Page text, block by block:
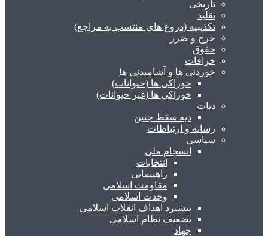
تاریخی
تقلید
تکذیبیه (دروغ های منتسب به مراجع)
حرج و ضرر
حقوق
خرافات
خوردنی ها و آشامیدنی ها
خوراکی ها (حیوانات)
خوراکی ها (غیر حیوانات)
دیات
دیه سقط جنین
رسانه و ارتباطات
سیاسی
انسجام ملی
انتخابات
راهپیمایی
مقاومت اسلامی
وحدت اسلامی
پیشبرد اهداف انقلاب اسلامی
تضعیف نظام اسلامی
جهاد